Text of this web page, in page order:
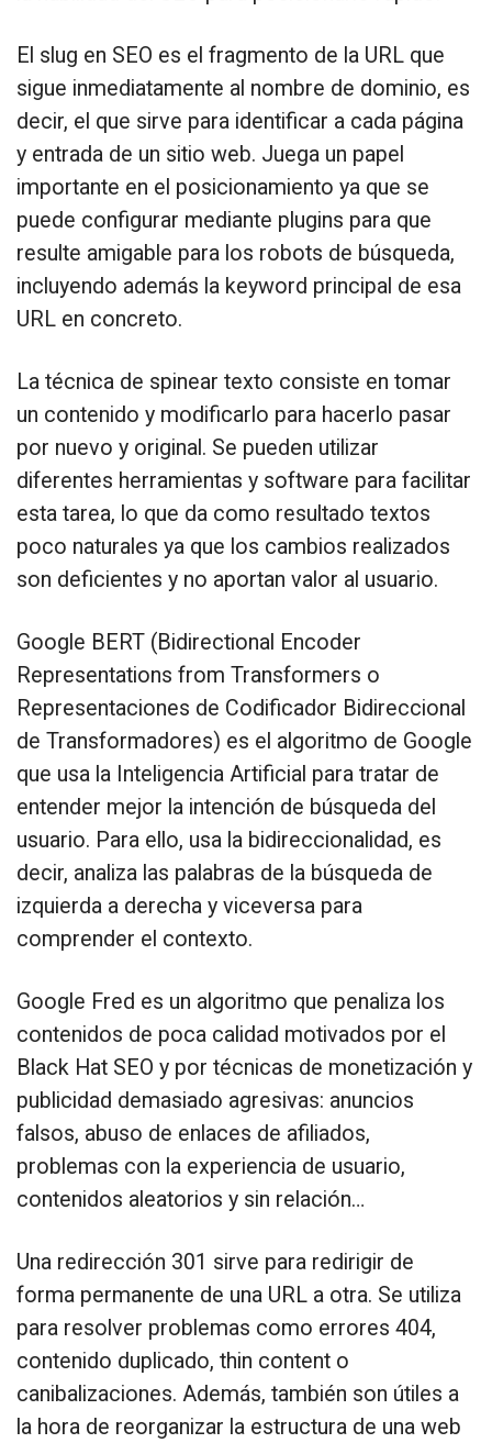
El slug en SEO es el fragmento de la URL que
sigue inmediatamente al nombre de dominio, es
decir, el que sirve para identificar a cada página
y entrada de un sitio web. Juega un papel
importante en el posicionamiento ya que se
puede configurar mediante plugins para que
resulte amigable para los robots de búsqueda,
incluyendo además la keyword principal de esa
URL en concreto.
La técnica de spinear texto consiste en tomar
un contenido y modificarlo para hacerlo pasar
por nuevo y original. Se pueden utilizar
diferentes herramientas y software para facilitar
esta tarea, lo que da como resultado textos
poco naturales ya que los cambios realizados
son deficientes y no aportan valor al usuario.
Google BERT (Bidirectional Encoder
Representations from Transformers o
Representaciones de Codificador Bidireccional
de Transformadores) es el algoritmo de Google
que usa la Inteligencia Artificial para tratar de
entender mejor la intención de búsqueda del
usuario. Para ello, usa la bidireccionalidad, es
decir, analiza las palabras de la búsqueda de
izquierda a derecha y viceversa para
comprender el contexto.
Google Fred es un algoritmo que penaliza los
contenidos de poca calidad motivados por el
Black Hat SEO y por técnicas de monetización y
publicidad demasiado agresivas: anuncios
falsos, abuso de enlaces de afiliados,
problemas con la experiencia de usuario,
contenidos aleatorios y sin relación…
Una redirección 301 sirve para redirigir de
forma permanente de una URL a otra. Se utiliza
para resolver problemas como errores 404,
contenido duplicado, thin content o
canibalizaciones. Además, también son útiles a
la hora de reorganizar la estructura de una web